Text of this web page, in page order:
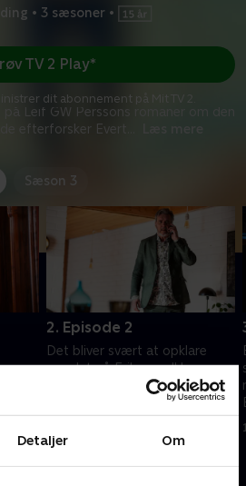
Detaljer Om
• 3 sæsoner •
på Leif GW Perssons romaner om den
efterforsker Evert
TV 2 Play*
dit abonnement på Mit TV 2.
Sæson 3
er
2. Episode 2
Det bliver svært at opklare
mordet på Eriksson. Ikke
mindst fordi Bäckström
udelukkes fra efterforskningen.
Alligevel graver han i
mishandlingen af Von Comer